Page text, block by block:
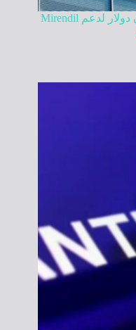
جوجل كلاود تستثمر بأكثر من 100 مليون دولار لدعم Mirendil